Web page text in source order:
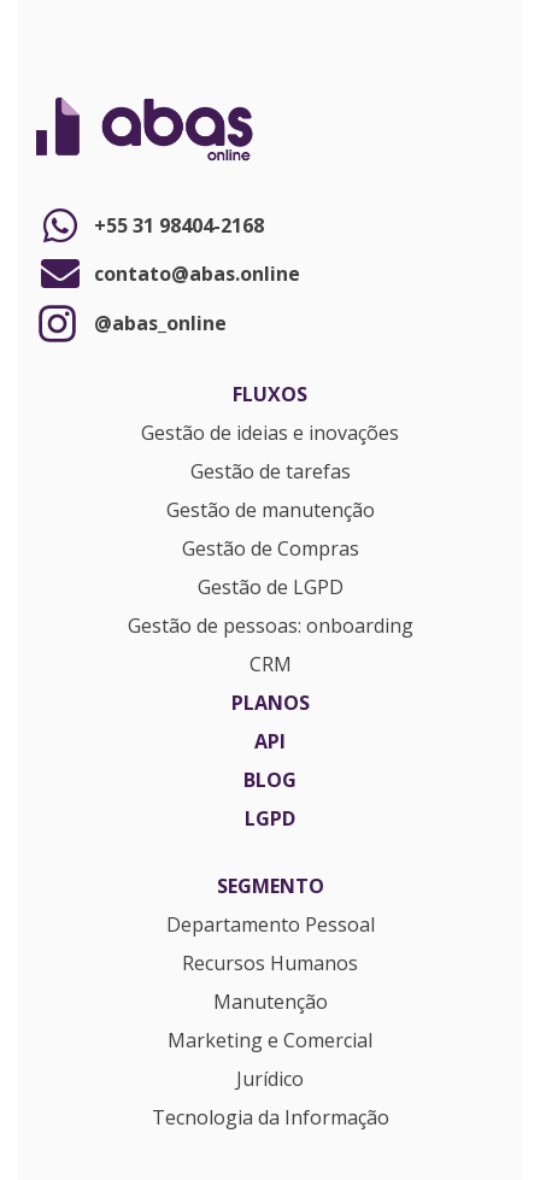
+55 31 98404-2168
contato@abas.online
@abas_online
FLUXOS
Gestão de ideias e inovações
Gestão de tarefas
Gestão de manutenção
Gestão de Compras
Gestão de LGPD
Gestão de pessoas: onboarding
CRM
PLANOS
API
BLOG
LGPD
SEGMENTO
Departamento Pessoal
Recursos Humanos
Manutenção
Marketing e Comercial
Jurídico
Tecnologia da Informação